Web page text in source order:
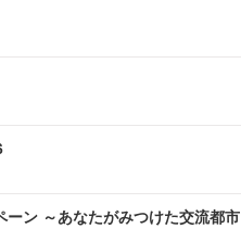
ン ～あなたがみつけた交流都市